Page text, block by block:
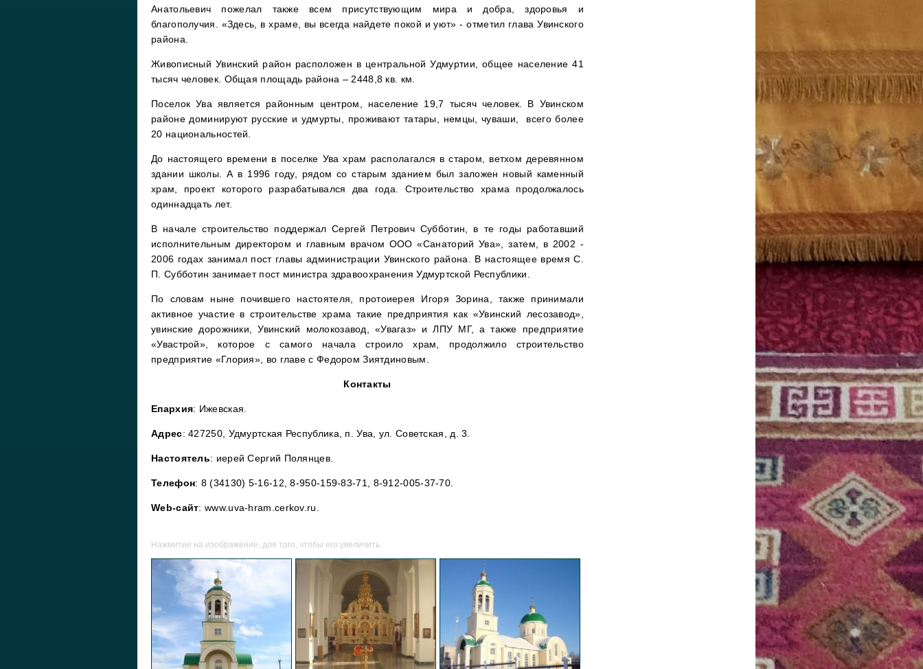
Анатольевич пожелал также всем присутствующим мира и добра, здоровья и
благополучия. «Здесь, в храме, вы всегда найдете покой и уют» - отметил глава Увинского
района.
Живописный Увинский район расположен в центральной Удмуртии, общее население 41
тысяч человек. Общая площадь района – 2448,8 кв. км.
Поселок Ува является районным центром, население 19,7 тысяч человек. В Увинском
районе доминируют русские и удмурты, проживают татары, немцы, чуваши, всего более
20 национальностей.
До настоящего времени в поселке Ува храм располагался в старом, ветхом деревянном
здании школы. А в 1996 году, рядом со старым зданием был заложен новый каменный
храм, проект которого разрабатывался два года. Строительство храма продолжалось
одиннадцать лет.
В начале строительство поддержал Сергей Петрович Субботин, в те годы работавший
исполнительным директором и главным врачом ООО «Санаторий Ува», затем, в 2002 -
2006 годах занимал пост главы администрации Увинского района. В настоящее время С.
П. Субботин занимает пост министра здравоохранения Удмуртской Республики.
По словам ныне почившего настоятеля, протоиерея Игоря Зорина, также принимали
активное участие в строительстве храма такие предприятия как «Увинский лесозавод»,
увинские дорожники, Увинский молокозавод, «Увагаз» и ЛПУ МГ, а также предприятие
«Увастрой», которое с самого начала строило храм, продолжило строительство
предприятие «Глория», во главе с Федором Зиятдиновым.
Контакты
Епархия: Ижевская.
Адрес: 427250, Удмуртская Республика, п. Ува, ул. Советская, д. 3.
Настоятель: иерей Сергий Полянцев.
Телефон: 8 (34130) 5-16-12, 8-950-159-83-71, 8-912-005-37-70.
Web-сайт: www.uva-hram.cerkov.ru.